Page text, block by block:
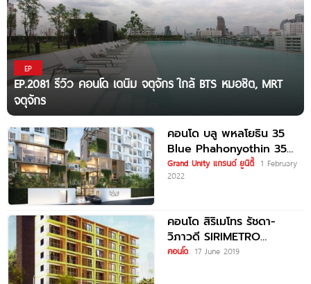
EP
EP.2081 รีวิว คอนโด เดนิม จตุจักร ใกล้ BTS หมอชิต, MRT
จตุจักร
คอนโด บลู พหลโยธิน 35
Blue Phahonyothin 35
ใกล้ BTS รัชโยธิน
Grand Unity แกรนด์ ยูนิตี้ 1 February
2022
คอนโด สิริเมโทร รัชดา-
วิภาวดี SIRIMETRO
RATCHADA-VIPAWADEE
คอนโด 17 June 2019